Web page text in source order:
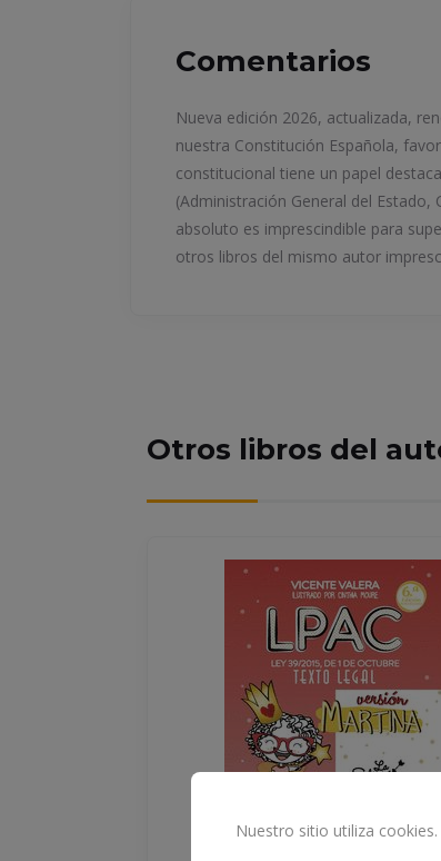
Comentarios
Nueva edición 2026, actualizada,
nuestra Constitución Española,
constitucional tiene un papel
(Administración General del
absoluto es imprescindible para
otros libros del mismo autor
Otros libros del
Nuestro sitio utiliza cookies.